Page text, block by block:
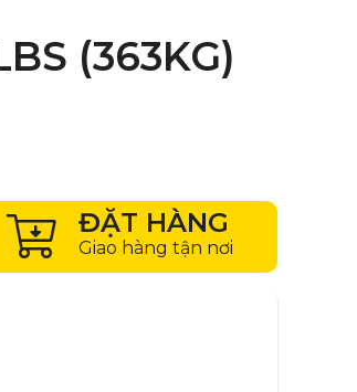
(363KG)
ĐẶT HÀNG
Giao hàng tận nơi